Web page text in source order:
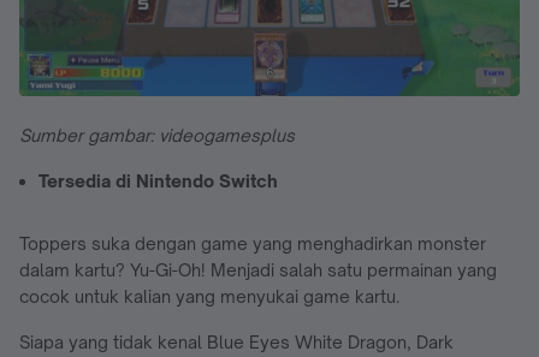
Sumber gambar: videogamesplus
Tersedia di Nintendo Switch
Toppers suka dengan game yang menghadirkan monster
dalam kartu? Yu-Gi-Oh! Menjadi salah satu permainan yang
cocok untuk kalian yang menyukai game kartu.
Siapa yang tidak kenal Blue Eyes White Dragon, Dark